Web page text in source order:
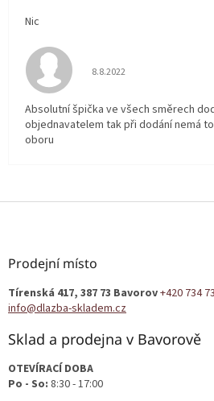
Nic
Hodnocení obchodu je 5 z
8.8.2022
Absolutní špička ve všech směrech
objednavatelem tak při dodání nemá
oboru
Z
Prodejní místo
Tírenská 417, 387 73 Bavorov+420 734
info@dlazba-skladem.cz
Sklad a prodejna v Bavorově
OTEVÍRACÍ DOBA
Po - So: 8:30 - 17:00